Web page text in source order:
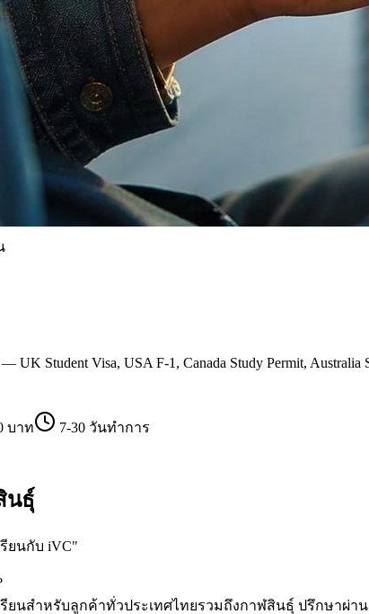
Student Visa, USA F-1, Canada Study Permit,
บาท
7-30 วันทำการ
นธุ์
ยนกับ iVC"
นสำหรับลูกค้าทั่วประเทศไทยรวมถึงกาฬสินธุ์ ปรึกษาผ่า